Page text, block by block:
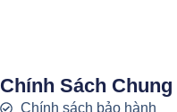
Chính Sách Chung
Chính sách bảo hành